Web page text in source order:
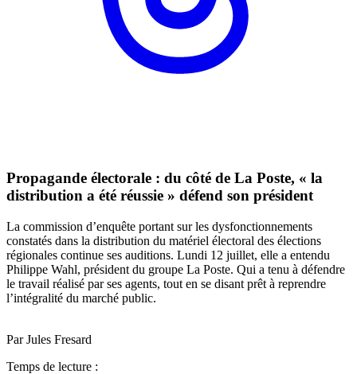
Propagande électorale : du côté de La Poste, « la
distribution a été réussie » défend son président
La commission d’enquête portant sur les dysfonctionnements
constatés dans la distribution du matériel électoral des élections
régionales continue ses auditions. Lundi 12 juillet, elle a entendu
Philippe Wahl, président du groupe La Poste. Qui a tenu à défendre
le travail réalisé par ses agents, tout en se disant prêt à reprendre
l’intégralité du marché public.
Par Jules Fresard
Temps de lecture :